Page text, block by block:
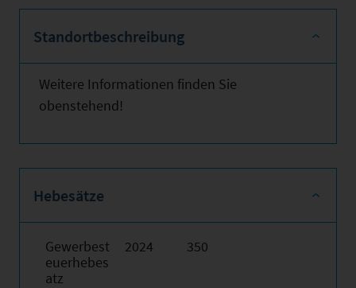
Standortbeschreibung
Weitere Informationen finden Sie
obenstehend!
Hebesätze
Gewerbest
euerhebes
atz
2024 350